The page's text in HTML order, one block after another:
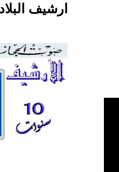
ارشيف